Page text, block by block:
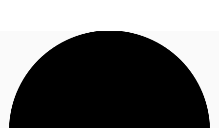
Blog
Données marchés
Appelez maintenant